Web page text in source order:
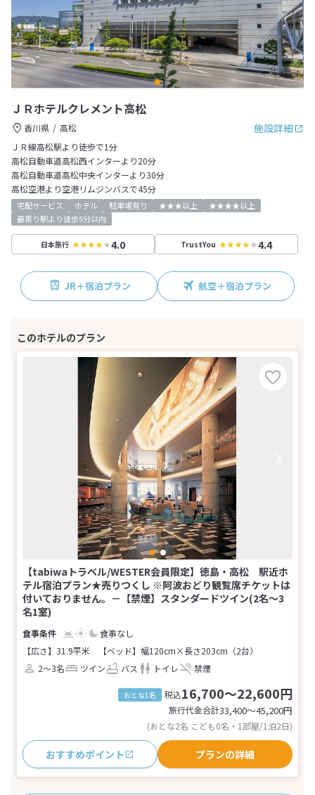
ＪＲホテルクレメント高松
施設詳細
香川県
高松
ＪＲ線高松駅より徒歩で1分
高松自動車道高松西インターより20分
高松自動車道高松中央インターより30分
高松空港より空港リムジンバスで45分
宅配サービス ホテル 駐車場有り ★★★以上
★★★★以上
最寄り駅より徒歩5分以内
日本旅行 4.0 TrustYou 4.4
JR＋宿泊プラン 航空＋宿泊プラン
【tabiwaトラベル/WESTER会員限定】徳島・高松 駅近ホ
テル宿泊プラン★売りつくし ※阿波おどり観覧席チケットは
付いておりません。－【禁煙】スタンダードツイン(2名～3
名1室)
食事なし
【広さ】31.9平米
【ベッド】幅120cm×長さ203cm（2台）
2～3名
ツイン バス トイレ 禁煙
おとな1名 税込16,700～22,600円
旅行代金合計33,400〜45,200円
(おとな2名 こども0名・1部屋/1泊2日)
おすすめポイント プランの詳細